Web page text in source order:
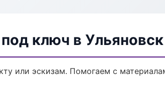
ключ в Ульяновск
или эскизам. Помогаем с